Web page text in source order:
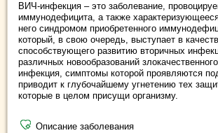
ВИЧ-инфекция – это заболевание,
иммунодефицита, а также
него синдромом приобретенного
который, в свою очередь, выступает в
способствующего развитию вторичных
различных новообразований
инфекция, симптомы которой проявляются
приводит к глубочайшему угнетению тех
которые в целом присущи организму.
Описание заболевания